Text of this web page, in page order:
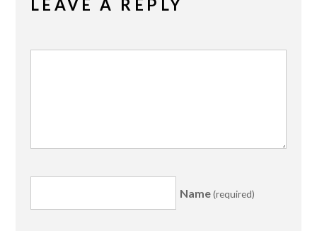
LEAVE A REPLY
Name(required)